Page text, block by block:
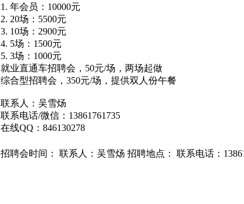
1. 年会员：10000元
2. 20场：5500元
3. 10场：2900元
4. 5场：1500元
5. 3场：1000元
就业直通车招聘会，50元/场，两场起做
综合型招聘会，350元/场，提供双人份午餐
联系人：吴雪炀
联系电话/微信：13861761735
在线QQ：846130278
招聘会时间： 联系人：吴雪炀 招聘地点： 联系电话：